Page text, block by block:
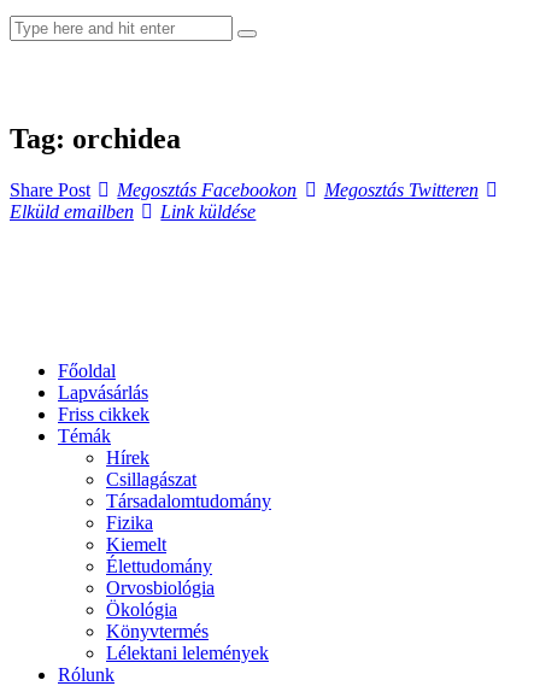
Tag: orchidea
Share PostMegosztás
Facebookon
Megosztás FacebookonMegosztás
Megosztás TwitterenElküld
Elküld emailbenCopyLink küldése
Főoldal
Lapvásárlás
Friss cikkek
Témák
Hírek
Csillagászat
Társadalomtudomány
Fizika
Kiemelt
Élettudomány
Orvosbiológia
Ökológia
Könyvtermés
Lélektani lelemények
Rólunk